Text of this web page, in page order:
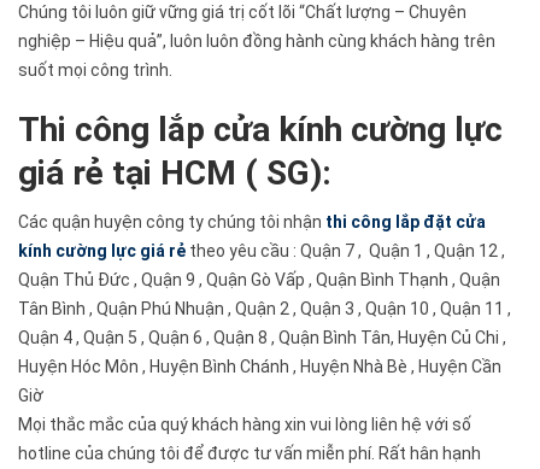
Chúng tôi luôn giữ vững giá trị cốt lõi “Chất lượng – Chuyên
nghiệp – Hiệu quả”, luôn luôn đồng hành cùng khách hàng trên
suốt mọi công trình.
Thi công lắp cửa kính cường lực
giá rẻ tại HCM ( SG):
Các quận huyện công ty chúng tôi nhận thi công lắp đặt cửa
kính cường lực giá rẻ theo yêu cầu : Quận 7 , Quận 1 , Quận 12 ,
Quận Thủ Đức , Quận 9 , Quận Gò Vấp , Quận Bình Thạnh , Quận
Tân Bình , Quận Phú Nhuận , Quận 2 , Quận 3 , Quận 10 , Quận 11 ,
Quận 4 , Quận 5 , Quận 6 , Quận 8 , Quận Bình Tân, Huyện Củ Chi ,
Huyện Hóc Môn , Huyện Bình Chánh , Huyện Nhà Bè , Huyện Cần
Giờ
Mọi thắc mắc của quý khách hàng xin vui lòng liên hệ với số
hotline của chúng tôi để được tư vấn miễn phí. Rất hân hạnh